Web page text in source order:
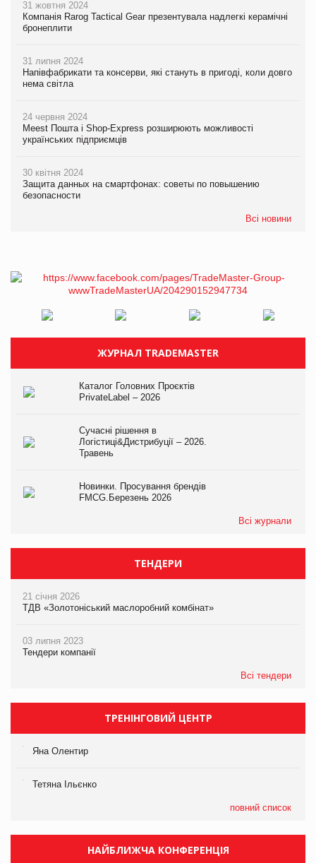
31 жовтня 2024
Компанія Rarog Tactical Gear презентувала надлегкі керамічні
бронеплити
31 липня 2024
Напівфабрикати та консерви, які стануть в пригоді, коли довго
нема світла
24 червня 2024
Meest Пошта і Shop-Express розширюють можливості
українських підприємців
30 квітня 2024
Защита данных на смартфонах: советы по повышению
безопасности
Всі новини
ЖУРНАЛ TRADEMASTER
Каталог Головних Проєктів
PrivateLabel – 2026
Сучасні рішення в
Логістиці&Дистрибуції – 2026.
Травень
Новинки. Просування брендів
FMCG.Березень 2026
Всі журнали
ТЕНДЕРИ
21 січня 2026
ТДВ «Золотоніський маслоробний комбінат»
03 липня 2023
Тендери компанії
Всі тендери
ТРЕНІНГОВИЙ ЦЕНТР
Яна Олентир
Тетяна Ільєнко
повний список
НАЙБЛИЖЧА КОНФЕРЕНЦІЯ